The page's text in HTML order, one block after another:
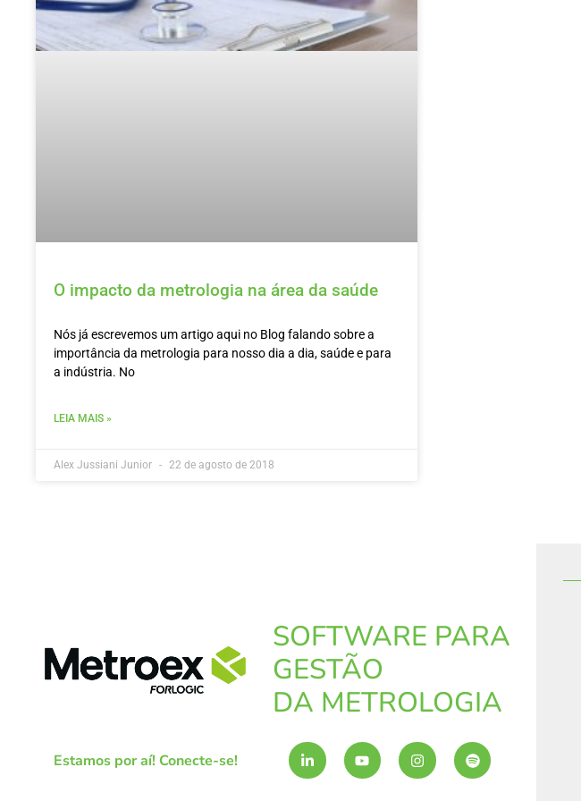
O impacto da metrologia na área da saúde
Nós já escrevemos um artigo aqui no Blog falando sobre a
importância da metrologia para nosso dia a dia, saúde e para
a indústria. No
LEIA MAIS »
Alex Jussiani Junior 22 de agosto de 2018
SOFTWARE PARA
GESTÃO
DA METROLOGIA
Estamos por aí! Conecte-se!
L
i
n
Y
o
u
I
n
s
S
p
o